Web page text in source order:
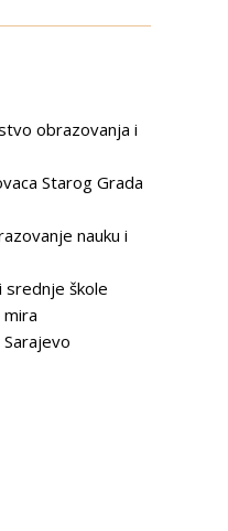
obrazovanja i
Starog Grada
nauku i
srednje škole